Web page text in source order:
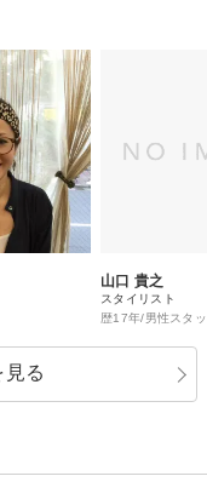
山口 貴之
スタイリスト
歴17年/男性スタ
る